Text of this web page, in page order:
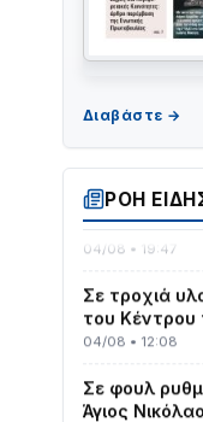
ΡΟΗ
ΤΟ ΠΑΡΤΥ
05/08 • 08:41
Ναυπάκτου
04/08 • 19:47
του
04/08 • 12:08
Άγιος
03/08 • 11:11